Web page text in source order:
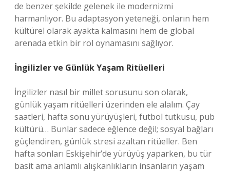
de benzer şekilde gelenek ile modernizmi
harmanlıyor. Bu adaptasyon yeteneği, onların hem
kültürel olarak ayakta kalmasını hem de global
arenada etkin bir rol oynamasını sağlıyor.
İngilizler ve Günlük Yaşam Ritüelleri
İngilizler nasıl bir millet sorusunu son olarak,
günlük yaşam ritüelleri üzerinden ele alalım. Çay
saatleri, hafta sonu yürüyüşleri, futbol tutkusu, pub
kültürü… Bunlar sadece eğlence değil; sosyal bağları
güçlendiren, günlük stresi azaltan ritüeller. Ben
hafta sonları Eskişehir’de yürüyüş yaparken, bu tür
basit ama anlamlı alışkanlıkların insanların yaşam